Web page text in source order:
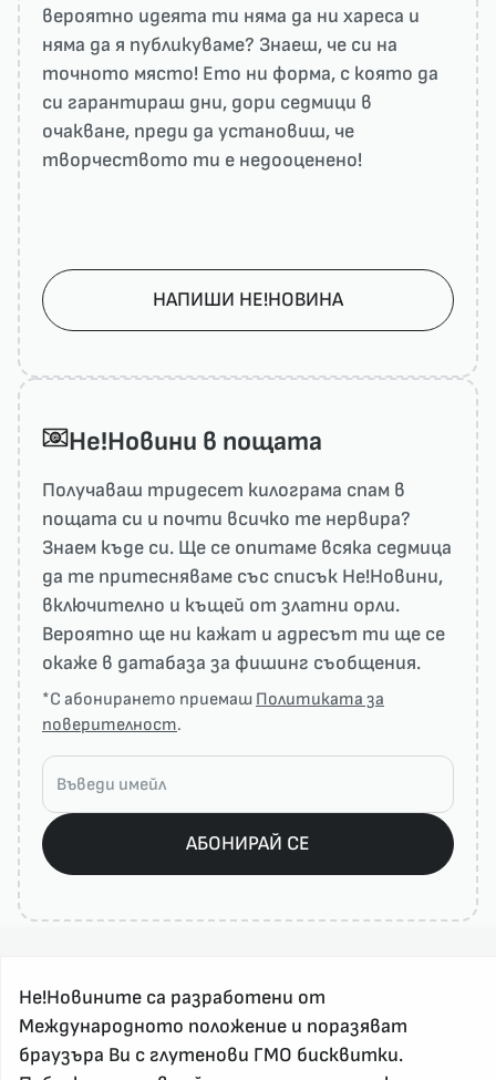
вероятно идеята ти няма да ни харесa и
няма да я публикуваме? Знаеш, че си на
точното място! Ето ни форма, с която да
си гарантираш дни, дори седмици в
очакване, преди да установиш, че
творчеството ти е недооценено!
НАПИШИ НЕ!НОВИНА
He!Новини в пощата
Получаваш тридесет килограма спам в
пощата си и почти всичко те нервира?
Знаем къде си. Ще се опитаме всяка седмица
да те притесняваме със списък He!Новини,
включително и къщей от златни орли.
Вероятно ще ни кажат и адресът ти ще се
окаже в датабаза за фишинг съобщения.
*С абонирането приемаш Политиката за
поверителност.
АБОНИРАЙ СЕ
Не!Новините са разработени от
Международното положение и поразяват
браузъра Ви с глутенови ГМО бисквитки.